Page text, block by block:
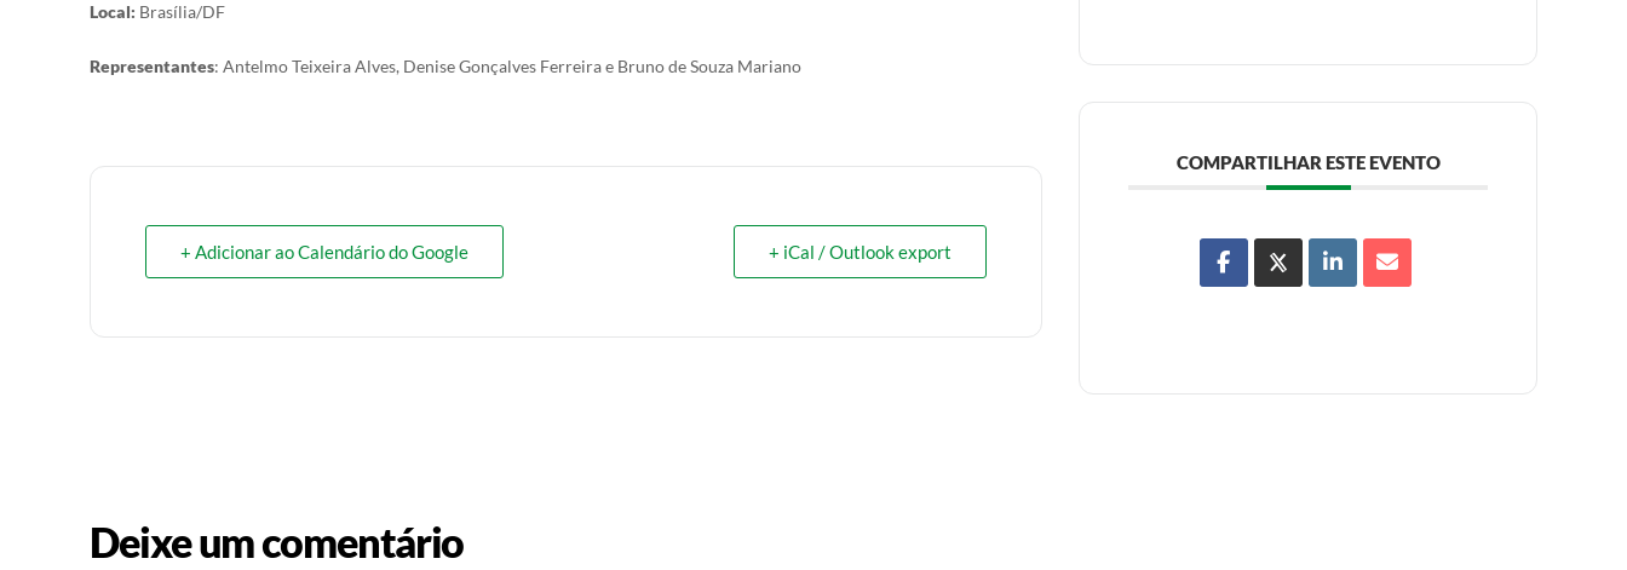
Local: Brasília/DF
Representantes: Antelmo Teixeira Alves, Denise Gonçalves Ferreira e Bruno de Souza Mariano
+ Adicionar ao Calendário do Google + iCal / Outlook export
COMPARTILHAR ESTE EVENTO
Deixe um comentário